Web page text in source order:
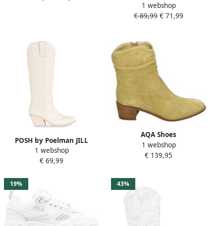
Vrouwen Wit
1 webshop
€ 89,99 € 71,99
POSH by Poelman JILL
Dames Western Laarzen Off
White
1 webshop
€ 69,99
AQA Shoes
Cowboylaarzen Wit beige
1 webshop
€ 139,95
19% 43%